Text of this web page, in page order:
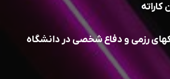
رزمی و دفاع شخصی در دانشگاه